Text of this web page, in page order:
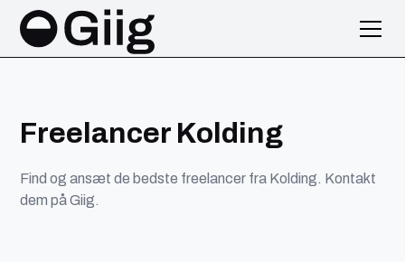
Freelancer Kolding
Find og ansæt de bedste freelancer fra Kolding. Kontakt
dem på Giig.